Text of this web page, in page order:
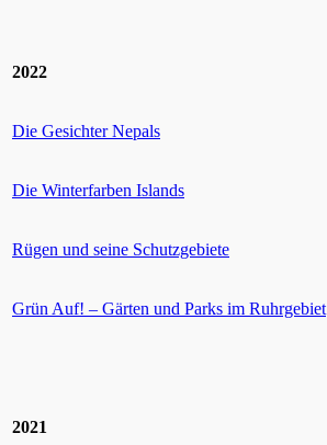
2022
Die Gesichter Nepals
Die Winterfarben Islands
Rügen und seine Schutzgebiete
Grün Auf! – Gärten und Parks im Ruhrgebiet
2021